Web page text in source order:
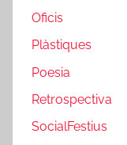
Oficis
Plàstiques
Poesia
Retrospectiva
SocialFestius